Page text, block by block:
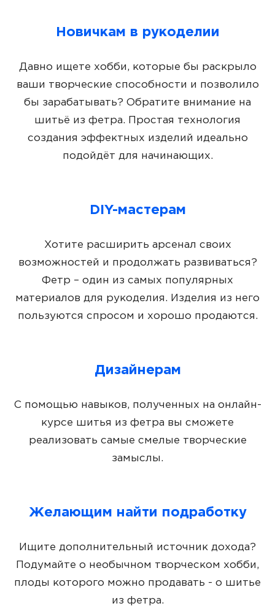
Новичкам в рукоделии
Давно ищете хобби, которые бы раскрыло
ваши творческие способности и позволило
бы зарабатывать? Обратите внимание на
шитьё из фетра. Простая технология
создания эффектных изделий идеально
подойдёт для начинающих.
DIY-мастерам
Хотите расширить арсенал своих
возможностей и продолжать развиваться?
Фетр – один из самых популярных
материалов для рукоделия. Изделия из него
пользуются спросом и хорошо продаются.
Дизайнерам
С помощью навыков, полученных на онлайн-
курсе шитья из фетра вы сможете
реализовать самые смелые творческие
замыслы.
Желающим найти подработку
Ищите дополнительный источник дохода?
Подумайте о необычном творческом хобби,
плоды которого можно продавать - о шитье
из фетра.